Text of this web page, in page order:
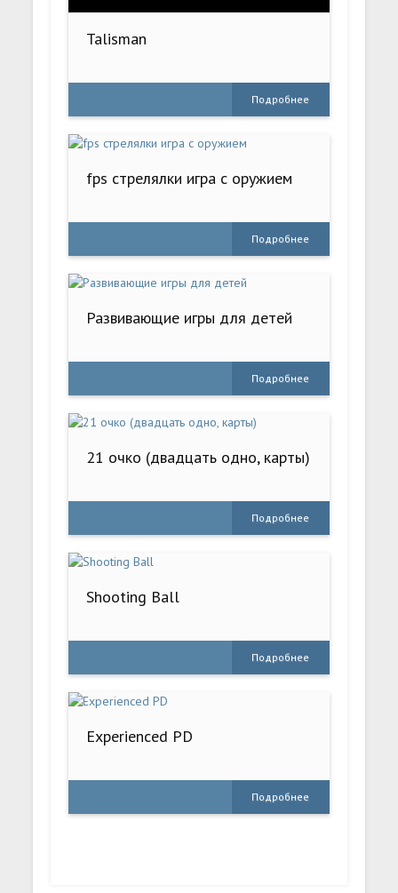
Talisman
Подробнее
fps стрелялки игра с оружием
Подробнее
Развивающие игры для детей
Подробнее
21 очко (двадцать одно, карты)
Подробнее
Shooting Ball
Подробнее
Experienced PD
Подробнее